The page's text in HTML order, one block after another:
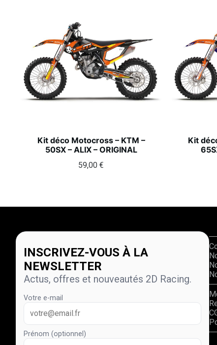
Kit déco Motocross – KTM –
50SX – ALIX – ORIGINAL
59,00€
Kit
INSCRIVEZ-VOUS À LA
NEWSLETTER
Actus, offres et nouveautés 2D Racing.
Votre e-mail
Prénom (optionnel)